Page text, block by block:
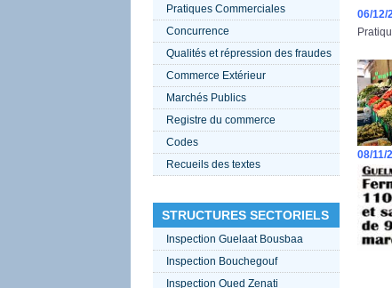
Pratiques Commerciales
Concurrence
Qualités et répression des fraudes
Commerce Extérieur
Marchés Publics
Registre du commerce
Codes
Recueils des textes
STRUCTURES SECTORIELS
Inspection Guelaat Bousbaa
Inspection Bouchegouf
Inspection Oued Zenati
06/12/
08/11/